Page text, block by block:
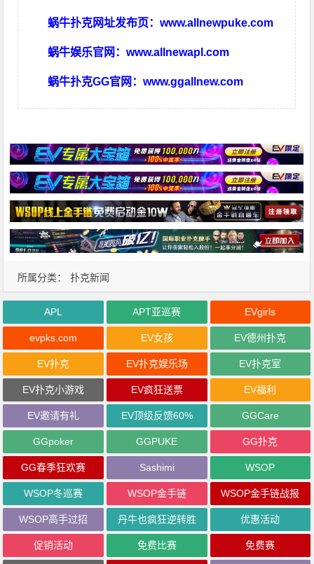
蜗牛扑克网址发布页：www.allnewpuke.com
蜗牛娱乐官网：www.allnewapl.com
蜗牛扑克GG官网：www.ggallnew.com
所属分类： 扑克新闻
APL APT亚巡赛 EVgirls
evpks.com EV女孩 EV德州扑克
EV扑克 EV扑克娱乐场 EV扑克室
EV扑克小游戏 EV疯狂送票 EV福利
EV邀请有礼 EV顶级反馈60% GGCare
GGpoker GGPUKE GG扑克
GG春季狂欢赛 Sashimi WSOP
WSOP冬巡赛 WSOP金手链 WSOP金手链战报
WSOP高手过招 丹牛也疯狂逆转胜 优惠活动
促销活动 免费比赛 免费赛